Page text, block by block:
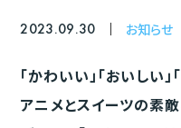
2023.09.30 お知らせ
「かわいい」「おいしい
アニメとスイーツの素